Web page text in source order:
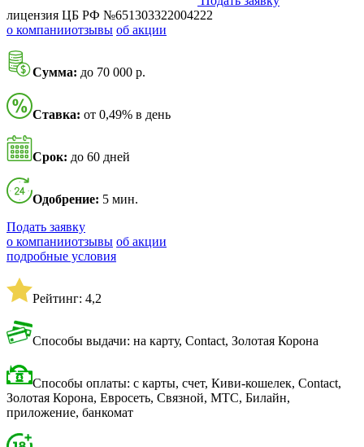
лицензия ЦБ РФ №651303322004222
о компанииотзывы об акции
Сумма: до 70 000 р.
Ставка: от 0,49% в день
Срок: до 60 дней
Одобрение: 5 мин.
Подать заявку
о компанииотзывы об акции
подробные условия
Рейтинг: 4,2
Способы выдачи: на карту, Contact, Золотая Корона
Способы оплаты: с карты, счет, Киви-кошелек, Contact,
Золотая Корона, Евросеть, Связной, МТС, Билайн,
приложение, банкомат